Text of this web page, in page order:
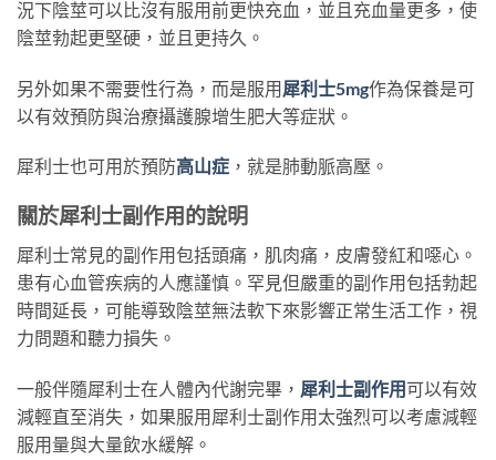
況下陰莖可以比沒有服用前更快充血，並且充血量更多，使
陰莖勃起更堅硬，並且更持久。
另外如果不需要性行為，而是服用犀利士5mg作為保養是可
以有效預防與治療攝護腺增生肥大等症狀。
犀利士也可用於預防高山症 ，就是肺動脈高壓。
關於犀利士副作用的說明
犀利士常見的副作用包括頭痛，肌肉痛，皮膚發紅和噁心。
患有心血管疾病的人應謹慎。罕見但嚴重的副作用包括勃起
時間延長，可能導致陰莖無法軟下來影響正常生活工作，視
力問題和聽力損失。
一般伴隨犀利士在人體內代謝完畢， 犀利士副作用可以有效
減輕直至消失，如果服用犀利士副作用太強烈可以考慮減輕
服用量與大量飲水緩解。